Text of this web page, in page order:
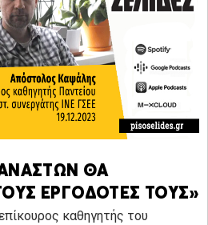
ΘΑ
ΕΡΓΟΔΟΤΕΣ ΤΟΥΣ»
καθηγητής του